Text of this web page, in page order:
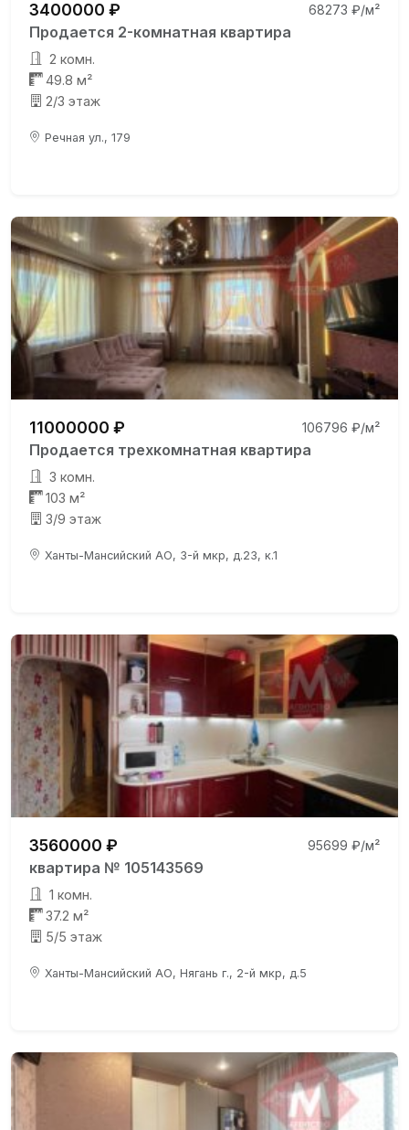
3400000 ₽ 68273 ₽/м²
Продается 2-комнатная квартира
2 комн.
49.8 м²
2/3 этаж
Речная ул., 179
11000000 ₽ 106796 ₽/м²
Продается трехкомнатная квартира
3 комн.
103 м²
3/9 этаж
Ханты-Мансийский АО, 3-й мкр, д.23, к.1
3560000 ₽ 95699 ₽/м²
квартира № 105143569
1 комн.
37.2 м²
5/5 этаж
Ханты-Мансийский АО, Нягань г., 2-й мкр, д.5